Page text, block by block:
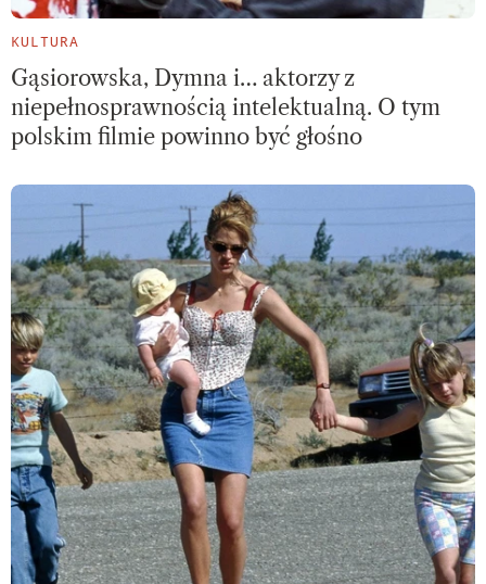
KULTURA
Gąsiorowska, Dymna i… aktorzy z
niepełnosprawnością intelektualną. O tym
polskim filmie powinno być głośno